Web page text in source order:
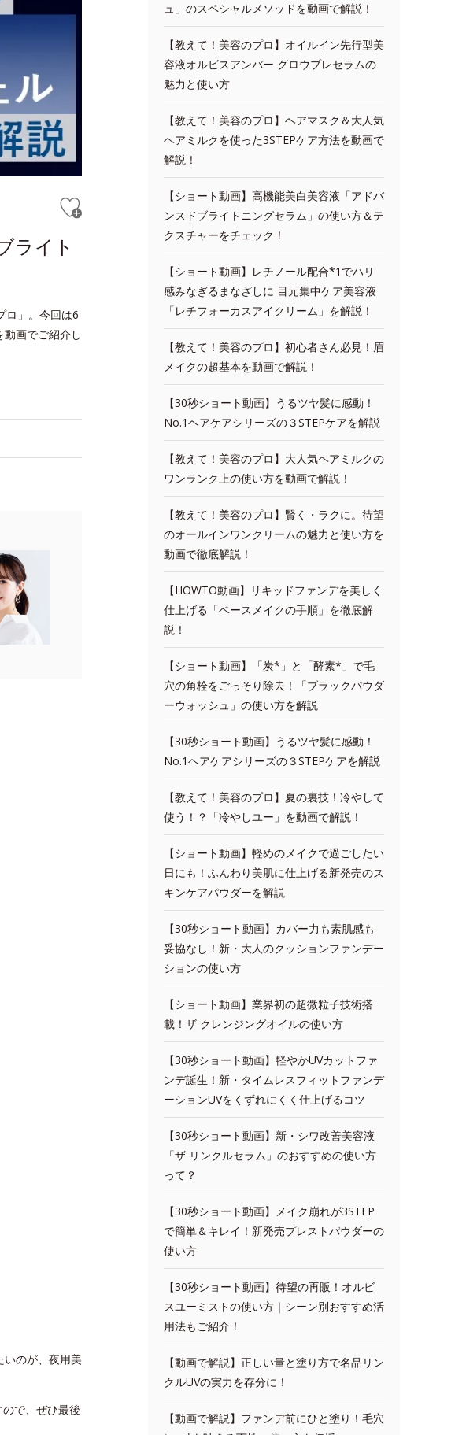
ライト
ロ」。今回は6
画でご紹介し
のが、夜用美
で、ぜひ最後
ュ」のスペシャルメソッドを動画で解説！
【教えて！美容のプロ】オイルイン先行型美
容液オルビスアンバー グロウプレセラムの
魅力と使い方
【教えて！美容のプロ】ヘアマスク＆大人気
ヘアミルクを使った3STEPケア方法を動画で
解説！
【ショート動画】高機能美白美容液「アドバ
ンスドブライトニングセラム」の使い方＆テ
クスチャーをチェック！
【ショート動画】レチノール配合*1でハリ
感みなぎるまなざしに 目元集中ケア美容液
「レチフォーカスアイクリーム」を解説！
【教えて！美容のプロ】初心者さん必見！眉
メイクの超基本を動画で解説！
【30秒ショート動画】うるツヤ髪に感動！
No.1ヘアケアシリーズの３STEPケアを解説
【教えて！美容のプロ】大人気ヘアミルクの
ワンランク上の使い方を動画で解説！
【教えて！美容のプロ】賢く・ラクに。待望
のオールインワンクリームの魅力と使い方を
動画で徹底解説！
【HOWTO動画】リキッドファンデを美しく
仕上げる「ベースメイクの手順」を徹底解
説！
【ショート動画】「炭*」と「酵素*」で毛
穴の角栓をごっそり除去！「ブラックパウダ
ーウォッシュ」の使い方を解説
【30秒ショート動画】うるツヤ髪に感動！
No.1ヘアケアシリーズの３STEPケアを解説
【教えて！美容のプロ】夏の裏技！冷やして
使う！？「冷やしユー」を動画で解説！
【ショート動画】軽めのメイクで過ごしたい
日にも！ふんわり美肌に仕上げる新発売のス
キンケアパウダーを解説
【30秒ショート動画】カバー力も素肌感も
妥協なし！新・大人のクッションファンデー
ションの使い方
【ショート動画】業界初の超微粒子技術搭
載！ザ クレンジングオイルの使い方
【30秒ショート動画】軽やかUVカットファ
ンデ誕生！新・タイムレスフィットファンデ
ーションUVをくずれにくく仕上げるコツ
【30秒ショート動画】新・シワ改善美容液
「ザ リンクルセラム」のおすすめの使い方
って？
【30秒ショート動画】メイク崩れが3STEP
で簡単＆キレイ！新発売プレストパウダーの
使い方
【30秒ショート動画】待望の再販！オルビ
スユーミストの使い方｜シーン別おすすめ活
用法もご紹介！
【動画で解説】正しい量と塗り方で名品リン
クルUVの実力を存分に！
【動画で解説】ファンデ前にひと塗り！毛穴